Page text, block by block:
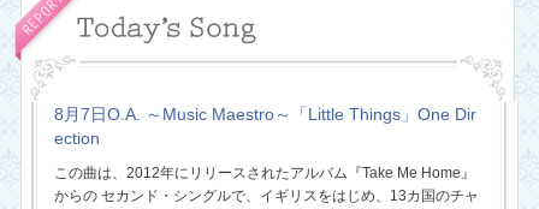
8月7日O.A. ～Music Maestro～「Little Things」One Dir
ection
この曲は、2012年にリリースされたアルバム『Take Me Home』
からの セカンド・シングルで、イギリスをはじめ、13カ国のチャ